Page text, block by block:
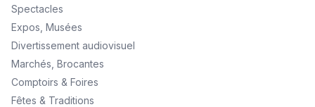
Spectacles
Expos, Musées
Divertissement audiovisuel
Marchés, Brocantes
Comptoirs & Foires
Fêtes & Traditions